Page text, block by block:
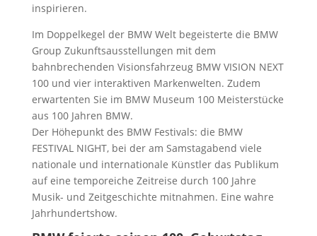
inspirieren.
Im Doppelkegel der BMW Welt begeisterte die BMW
Group Zukunftsausstellungen mit dem
bahnbrechenden Visionsfahrzeug BMW VISION NEXT
100 und vier interaktiven Markenwelten. Zudem
erwartenten Sie im BMW Museum 100 Meisterstücke
aus 100 Jahren BMW.
Der Höhepunkt des BMW Festivals: die BMW
FESTIVAL NIGHT, bei der am Samstagabend viele
nationale und internationale Künstler das Publikum
auf eine temporeiche Zeitreise durch 100 Jahre
Musik- und Zeitgeschichte mitnahmen. Eine wahre
Jahrhundertshow.